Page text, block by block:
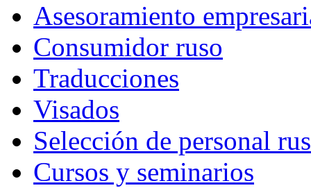
Asesoramiento
Consumidor ruso
Traducciones
Visados
Selección de personal
Cursos y seminarios